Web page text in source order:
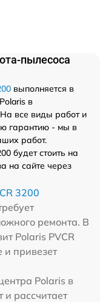
пылесоса
выполняется в
в
все виды работ и
гарантию - мы в
работ.
будет стоить на
на сайте через
3200
ремонта. В
Polaris PVCR
и привезет
Polaris в
и рассчитает